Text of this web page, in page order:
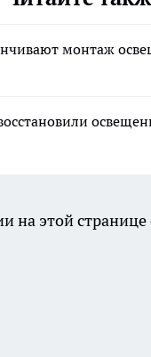
монтаж
на этой